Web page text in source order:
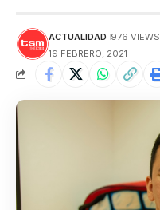
ACTUALIDAD 976 VIEWS
19 FEBRERO, 2021